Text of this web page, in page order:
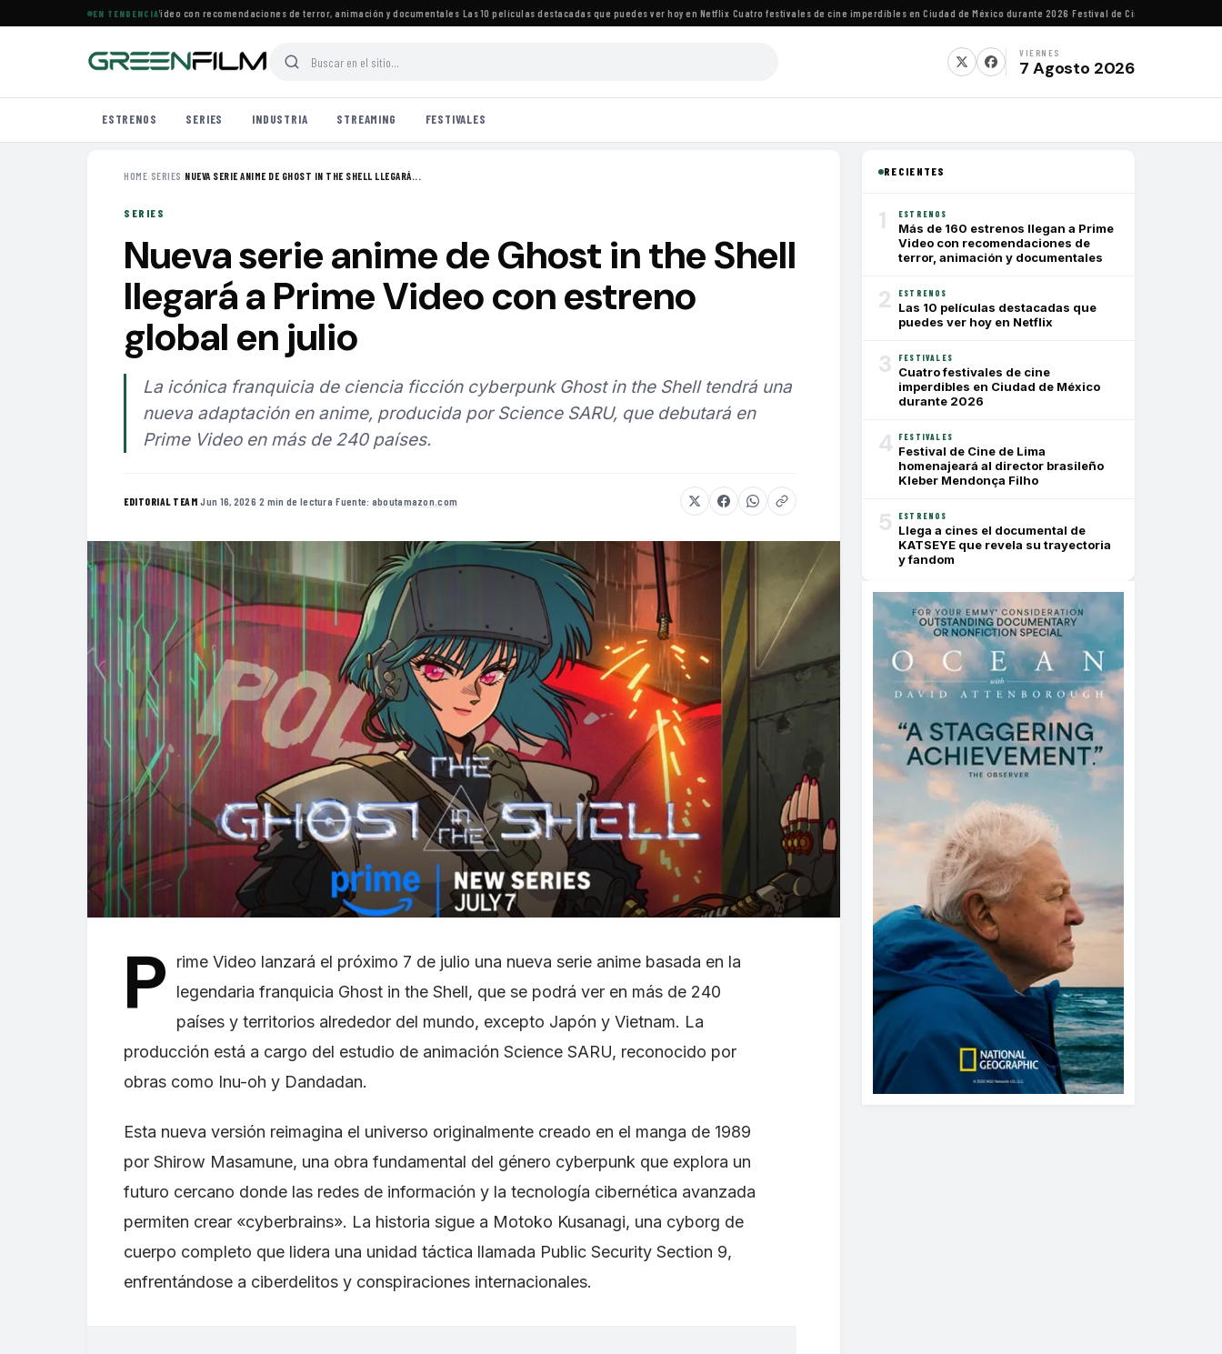
EN TENDENCIA
160 estrenos llegan a Prime Video con recomendaciones de terror, animación y documentales·Las 10 películas destacadas que puedes ver hoy en Netflix·Cuatro festivales de cine imperdibles en Ciudad de México durante 2026·Festival de Cine de Lima
VIERNES
7 Agosto 2026
ESTRENOS SERIES INDUSTRIA STREAMING FESTIVALES
HOME› SERIES ›NUEVA SERIE ANIME DE GHOST IN THE SHELL LLEGARÁ...
SERIES
Nueva serie anime de Ghost in the Shell
llegará a Prime Video con estreno
global en julio
La icónica franquicia de ciencia ficción cyberpunk Ghost in the Shell tendrá una
nueva adaptación en anime, producida por Science SARU, que debutará en
Prime Video en más de 240 países.
EDITORIAL TEAM·Jun 16, 2026·2 min de lectura·Fuente: aboutamazon.com
P
rime Video lanzará el próximo 7 de julio una nueva serie anime basada en la
legendaria franquicia Ghost in the Shell, que se podrá ver en más de 240
países y territorios alrededor del mundo, excepto Japón y Vietnam. La
producción está a cargo del estudio de animación Science SARU, reconocido por
obras como Inu-oh y Dandadan.
Esta nueva versión reimagina el universo originalmente creado en el manga de 1989
por Shirow Masamune, una obra fundamental del género cyberpunk que explora un
futuro cercano donde las redes de información y la tecnología cibernética avanzada
permiten crear «cyberbrains». La historia sigue a Motoko Kusanagi, una cyborg de
cuerpo completo que lidera una unidad táctica llamada Public Security Section 9,
enfrentándose a ciberdelitos y conspiraciones internacionales.
RECIENTES
1 ESTRENOS
Más de 160 estrenos llegan a Prime
Video con recomendaciones de
terror, animación y documentales
2 ESTRENOS
Las 10 películas destacadas que
puedes ver hoy en Netflix
3 FESTIVALES
Cuatro festivales de cine
imperdibles en Ciudad de México
durante 2026
4 FESTIVALES
Festival de Cine de Lima
homenajeará al director brasileño
Kleber Mendonça Filho
5 ESTRENOS
Llega a cines el documental de
KATSEYE que revela su trayectoria
y fandom